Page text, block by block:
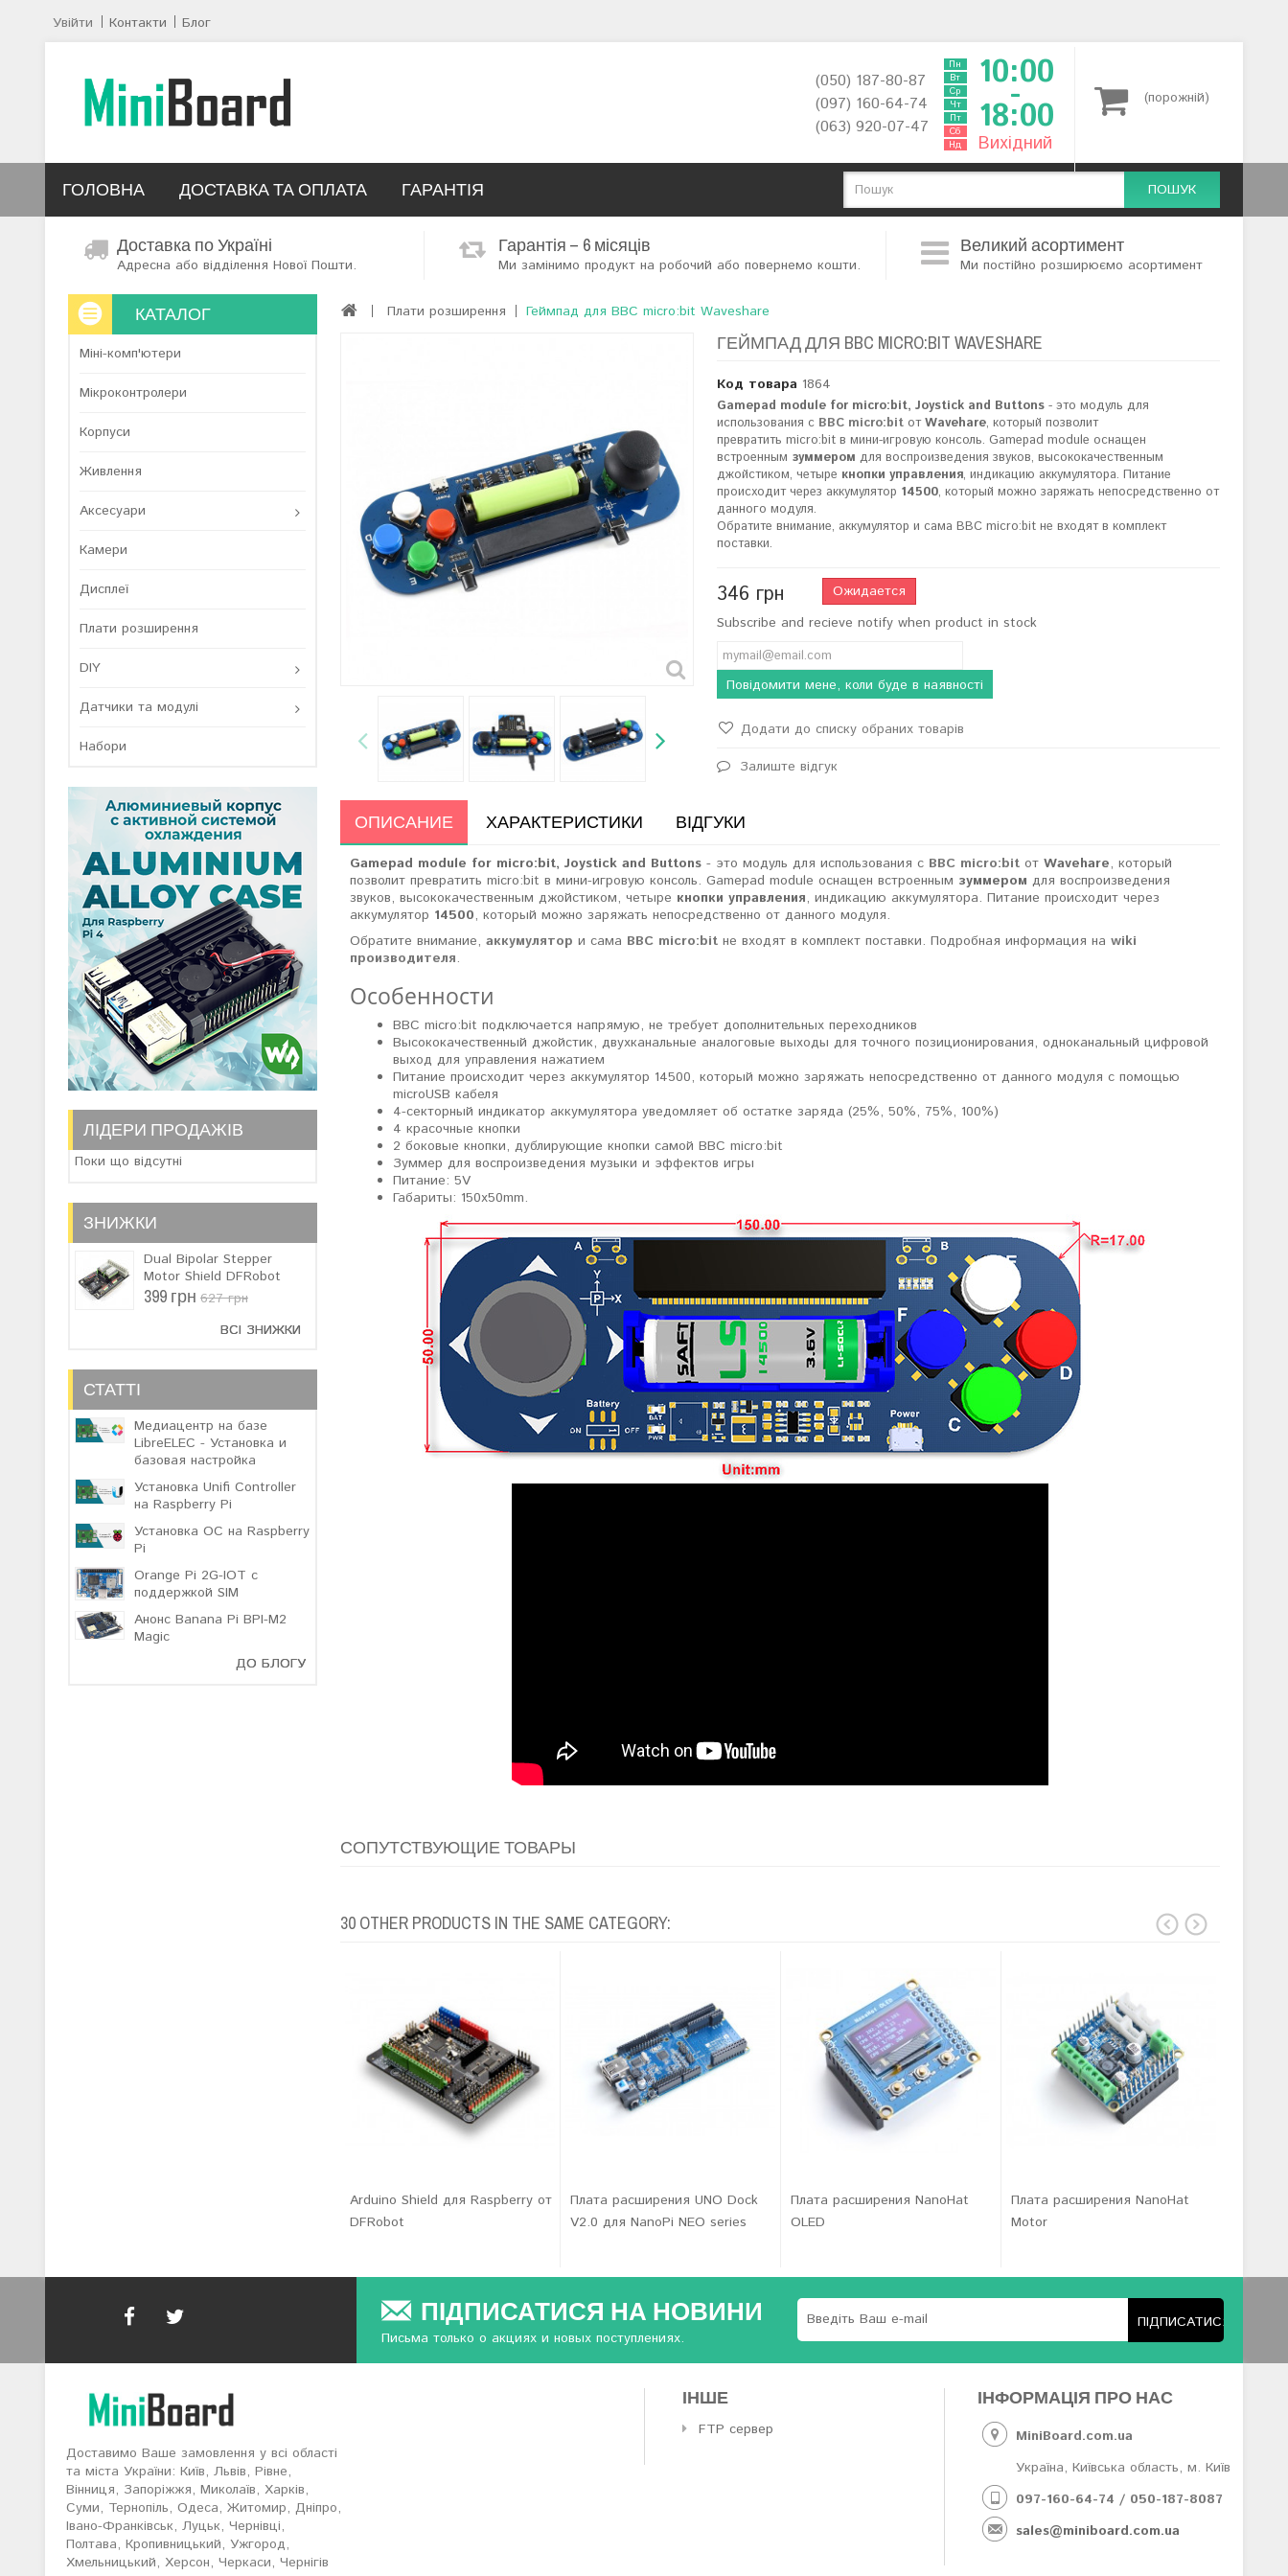
Увійти Контакти Блог
ПОШУК
(порожній)
ГОЛОВНА ДОСТАВКА ТА ОПЛАТА ГАРАНТІЯ
(050) 187-80-87
(097) 160-64-74
(063) 920-07-47
Пн
Вт
Ср
Чт
Пт
Сб
Нд
10:00
-
18:00
Вихідний
Доставка по Україні
Адресна або відділення Нової Пошти.
Гарантія – 6 місяців
Ми замінимо продукт на робочий або повернемо кошти.
Великий асортимент
Ми постійно розширюємо асортимент
КАТАЛОГ
Міні-комп'ютери
Мікроконтролери
Корпуси
Живлення
Аксесуари
Камери
Дисплеї
Плати розширення
DIY
Датчики та модулі
Набори
ЛІДЕРИ ПРОДАЖІВ
Поки що відсутні
ЗНИЖКИ
Dual Bipolar Stepper
Motor Shield DFRobot
399 грн 627 грн
ВСІ ЗНИЖКИ
СТАТТІ
Медиацентр на базе
LibreELEC - Установка и
базовая настройка
Установка Unifi Controller
на Raspberry Pi
Установка ОС на Raspberry
Pi
Orange Pi 2G-IOT с
поддержкой SIM
Анонс Banana Pi BPI-M2
Magic
ДО БЛОГУ
Плати розширення Геймпад для BBC micro:bit Waveshare
ГЕЙМПАД ДЛЯ BBC MICRO:BIT WAVESHARE
Код товара 1864
Gamepad module for micro:bit, Joystick and Buttons- это модуль для
использования с BBC micro:bitотWavehare, который позволит
превратить micro:bit в мини-игровую консоль. Gamepad module оснащен
встроенным зуммером для воспроизведения звуков, высококачественным
джойстиком, четыре кнопки управления, индикацию аккумулятора. Питание
происходит через аккумулятор 14500, который можно заряжать непосредственно от
данного модуля.
Обратите внимание, аккумулятор и сама BBC micro:bit не входят в комплект
поставки.
346 грн
Ожидается
Subscribe and recieve notify when product in stock
Повідомити мене, коли буде в наявності
Додати до списку обраних товарів
Залиште відгук
ОПИСАНИЕ ХАРАКТЕРИСТИКИ ВІДГУКИ
Gamepad module for micro:bit, Joystick and Buttons - это модуль для использования с BBC micro:bit от Wavehare, который
позволит превратить micro:bit в мини-игровую консоль. Gamepad module оснащен встроенным зуммером для воспроизведения
звуков, высококачественным джойстиком, четыре кнопки управления, индикацию аккумулятора. Питание происходит через
аккумулятор 14500, который можно заряжать непосредственно от данного модуля.
Обратите внимание,аккумулятор и сама BBC micro:bit не входят в комплект поставки. Подробная информация на wiki
производителя.
Особенности
BBC micro:bit подключается напрямую, не требует дополнительных переходников
Высококачественный джойстик, двухканальные аналоговые выходы для точного позиционирования, одноканальный цифровой
выход для управления нажатием
Питание происходит через аккумулятор 14500, который можно заряжать непосредственно от данного модуля с помощью
microUSB кабеля
4-секторный индикатор аккумулятора уведомляет об остатке заряда (25%, 50%, 75%, 100%)
4 красочные кнопки
2 боковые кнопки, дублирующие кнопки самой BBC micro:bit
Зуммер для воспроизведения музыки и эффектов игры
Питание: 5V
Габариты: 150х50mm.
СОПУТСТВУЮЩИЕ ТОВАРЫ
30 OTHER PRODUCTS IN THE SAME CATEGORY:
Arduino Shield для Raspberry от
DFRobot
Плата расширения UNO Dock
V2.0 для NanoPi NEO series
Плата расширения NanoHat
OLED
Плата расширения NanoHat
Motor
ПІДПИСАТИСЯ НА НОВИНИ
Письма только о акциях и новых поступлениях.
ПІДПИСАТИСЯ
ІНФОРМАЦІЯ ПРО НАС
MiniBoard.com.ua
Україна, Київська область, м. Київ
097-160-64-74 / 050-187-8087
sales@miniboard.com.ua
ІНШЕ
FTP сервер
Доставимо Ваше замовлення у всі області
та міста України: Київ, Львів, Рівне,
Вінниця, Запоріжжя, Миколаїв, Харків,
Суми, Тернопіль, Одеса, Житомир, Дніпро,
Івано-Франківськ, Луцьк, Чернівці,
Полтава, Кропивницький, Ужгород,
Хмельницький, Херсон, Черкаси, Чернігів